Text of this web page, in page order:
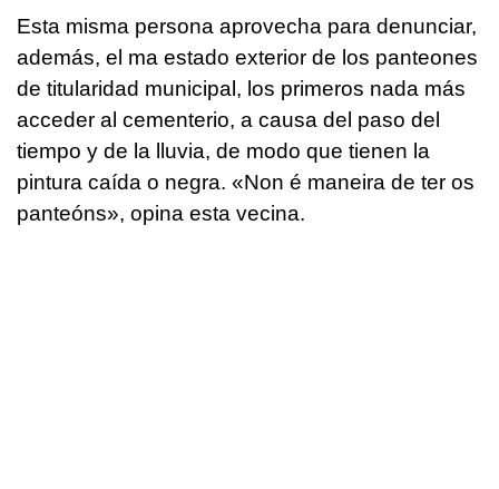
Esta misma persona aprovecha para denunciar,
además, el ma estado exterior de los panteones
de titularidad municipal, los primeros nada más
acceder al cementerio, a causa del paso del
tiempo y de la lluvia, de modo que tienen la
pintura caída o negra. «Non é maneira de ter os
panteóns», opina esta vecina.